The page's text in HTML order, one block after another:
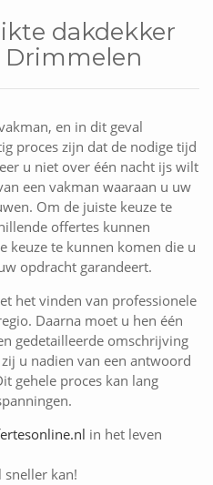
dakdekker
Drimmelen
en in dit geval
proces zijn dat de nodige tijd
u niet over één nacht ijs wilt
een vakman waaraan u uw
Om de juiste keuze te
offertes kunnen
keuze te kunnen komen die u
opdracht garandeert.
het vinden van professionele
Daarna moet u hen één
gedetailleerde omschrijving
u nadien van een antwoord
gehele proces kan lang
in het leven
sneller kan!